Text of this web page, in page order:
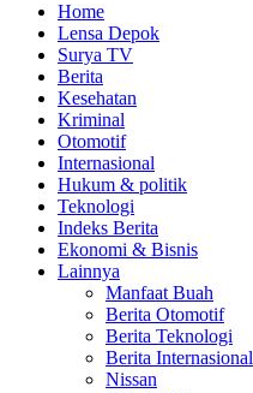
Home
Lensa Depok
Surya TV
Berita
Kesehatan
Kriminal
Otomotif
Internasional
Hukum & politik
Teknologi
Indeks Berita
Ekonomi & Bisnis
Lainnya
Manfaat Buah
Berita Otomotif
Berita Teknologi
Berita Internasional
Nissan